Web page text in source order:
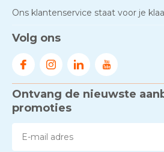
Door
Voorkom
DoorMarco
Ons klantenservice staat voor je
Volg ons
Ontvang de nieuwste
promoties